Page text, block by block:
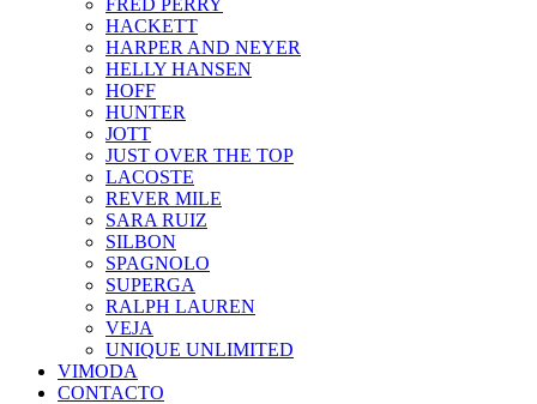
FRED PERRY
HACKETT
HARPER AND NEYER
HELLY HANSEN
HOFF
HUNTER
JOTT
JUST OVER THE TOP
LACOSTE
REVER MILE
SARA RUIZ
SILBON
SPAGNOLO
SUPERGA
RALPH LAUREN
VEJA
UNIQUE UNLIMITED
VIMODA
CONTACTO